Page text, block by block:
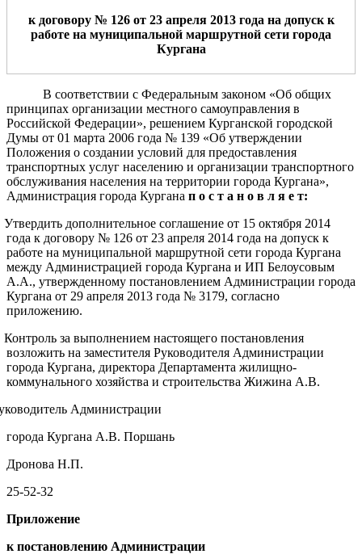
к договору № 126от 23 апреля2013года на допуск к
работе на муниципальной маршрутной сети города
Кургана
В соответствии с Федеральным законом «Об общих
принципах организации местного самоуправления в
Российской Федерации», решением Курганской городской
Думы от 01 марта 2006 года № 139 «Об утверждении
Положения о создании условий для предоставления
транспортных услуг населению и организации транспортного
обслуживания населения на территории города Кургана»,
Администрация города Кургана п о с т а н о в л я е т:
Утвердить дополнительное соглашение от 15 октября 2014
года к договору № 126 от 23 апреля 2014 года на допуск к
работе на муниципальной маршрутной сети города Кургана
между Администрацией города Кургана и ИП Белоусовым
А.А., утвержденному постановлением Администрации города
Кургана от 29 апреля 2013 года № 3179, согласно
приложению.
Контроль за выполнением настоящего постановления
возложить на заместителя Руководителя Администрации
города Кургана, директора Департамента жилищно-
коммунального хозяйства и строительства Жижина А.В.
Администрации
города Кургана А.В. Поршань
Дронова Н.П.
25-52-32
Приложение
к постановлению Администрации